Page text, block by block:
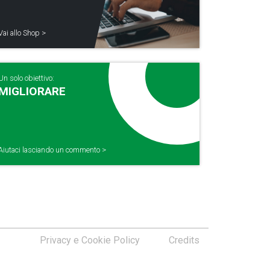
allo Shop >
solo obiettivo:
lasciando un commento >
Privacy e Cookie Policy Credits